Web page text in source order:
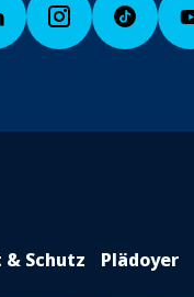
Schutz Plädoyer